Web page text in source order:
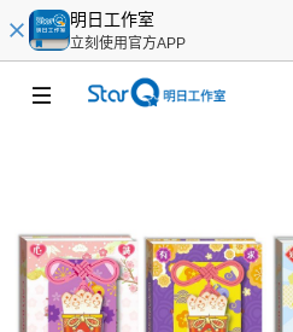
明日工作室
立刻使用官方APP